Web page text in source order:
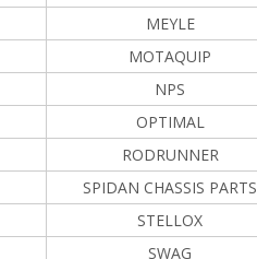
MEYLE
MOTAQUIP
NPS
OPTIMAL
RODRUNNER
SPIDAN CHASSIS PARTS
STELLOX
SWAG